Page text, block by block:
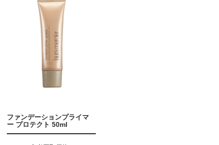
ファンデーションプライマ
ー プロテクト 50ml